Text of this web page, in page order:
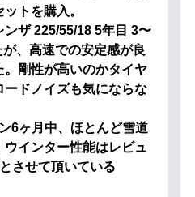
トを購入。
ザ 225/55/18 5年目 3〜
、高速での安定感が良
。剛性が高いのかタイヤ
ドノイズも気にならな
6ヶ月中、ほとんど雪道
インター性能はレビュ
させて頂いている